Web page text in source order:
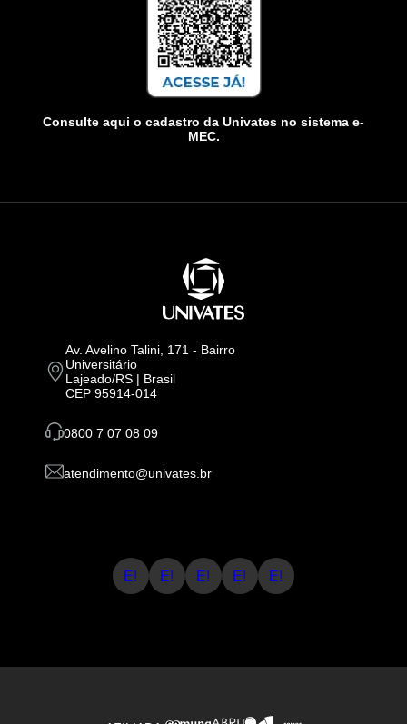
Consulte aqui o cadastro da Univates no sistema e-
MEC.
Av. Avelino Talini, 171 - Bairro
Universitário
Lajeado/RS | Brasil
CEP 95914-014
0800 7 07 08 09
atendimento@univates.br
E! E! E! E! E!